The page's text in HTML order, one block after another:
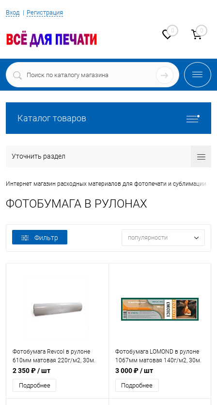
Вход Регистрация
0 0
Каталог товаров
Уточнить раздел
Интернет магазин расходных материалов для фотопечати и сублимации
ФОТОБУМАГА В РУЛОНАХ
Фильтр популярности
Фотобумага Revcol в рулоне
610мм матовая 220г/м2, 30м.
2 350 ₽/ шт
Подробнее
Фотобумага LOMOND в рулоне
1067мм матовая 140г/м2, 30м.
(1202083)
3 000 ₽/ шт
Подробнее